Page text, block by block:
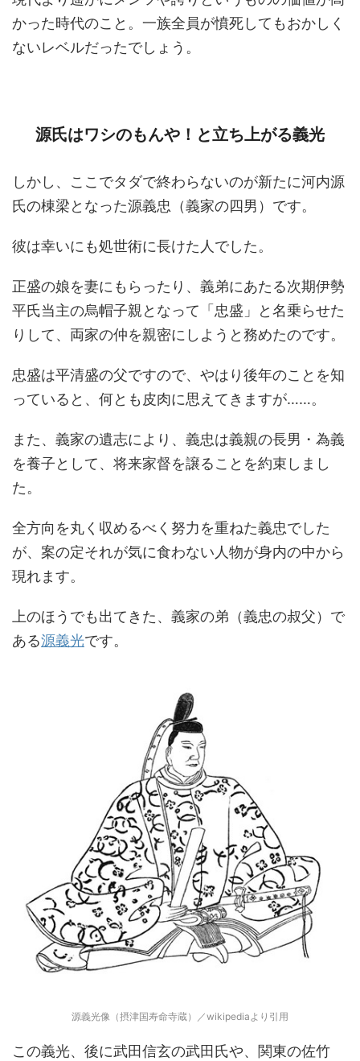
かった時代のこと。一族全員が憤死してもおかしく
ないレベルだったでしょう。
源氏はワシのもんや！と立ち上がる義光
しかし、ここでタダで終わらないのが新たに河内源
氏の棟梁となった源義忠（義家の四男）です。
彼は幸いにも処世術に長けた人でした。
正盛の娘を妻にもらったり、義弟にあたる次期伊勢
平氏当主の烏帽子親となって「忠盛」と名乗らせた
りして、両家の仲を親密にしようと務めたのです。
忠盛は平清盛の父ですので、やはり後年のことを知
っていると、何とも皮肉に思えてきますが……。
また、義家の遺志により、義忠は義親の長男・為義
を養子として、将来家督を譲ることを約束しまし
た。
全方向を丸く収めるべく努力を重ねた義忠でした
が、案の定それが気に食わない人物が身内の中から
現れます。
上のほうでも出てきた、義家の弟（義忠の叔父）で
ある源義光です。
源義光像（摂津国寿命寺蔵）／wikipediaより引用
この義光、後に武田信玄の武田氏や、関東の佐竹